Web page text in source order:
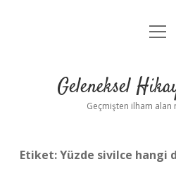
Anasayfa
Yasal
Geleneksel
Geçmişten ilham alan
Etiket:Yüzde sivilce hangi